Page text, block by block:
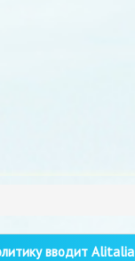
вводит Alitalia